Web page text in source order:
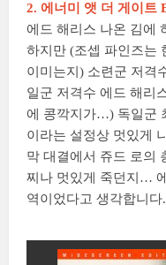
2. 에너미 앳 더 게이트
에드 해리스 나온 김에
하지만 (조셉 파인즈는
이미는지) 소련군 저격
일군 저격수 에드 해리
에 콩깍지가…) 독일군
이라는 설정상 멋있게
막 대결에서 쥬드 로의
찌나 멋있게 죽던지…
역이었다고 생각합니다.